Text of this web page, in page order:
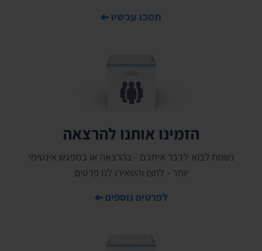
תמכו עכשיו
הזמינו אותנו להרצאה
נשמח לבוא לדבר איתכם - בהרצאה או במפגש אינטימי
יותר - לחצו והשאירו לנו פרטים
לפרטים נוספים